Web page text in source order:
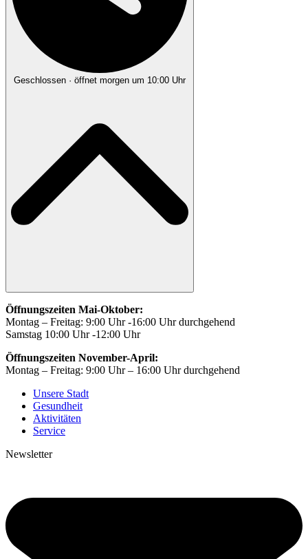
Geschlossen · öffnet morgen um 10:00 Uhr
Öffnungszeiten Mai-Oktober:
Montag – Freitag: 9:00 Uhr -16:00 Uhr durchgehend
Samstag 10:00 Uhr -12:00 Uhr
Öffnungszeiten November-April:
Montag – Freitag: 9:00 Uhr – 16:00 Uhr durchgehend
Unsere Stadt
Gesundheit
Aktivitäten
Service
Newsletter